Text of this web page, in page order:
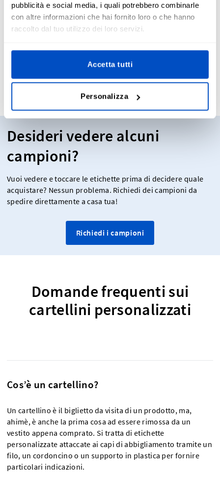
pubblicità e social media, i quali potrebbero combinarle
con altre informazioni che hai fornito loro o che hanno
raccolto dal tuo utilizzo dei loro servizi.
Accetta tutti
Personalizza
il marchio, è un'ottima opportunità per includere sul retro
una breve sinossi della tua attività o le istruzioni per il
lavaggio. Alcuni cartellini presentano semplicemente il logo
che sarebbe impossibile inserire nelleetichette tessute.
Desideri vedere alcuni
campioni?
Vuoi vedere e toccare le etichette prima di decidere quale
acquistare? Nessun problema. Richiedi dei campioni da
spedire direttamente a casa tua!
Richiedi i campioni
Domande frequenti sui
cartellini personalizzati
Cos’è un cartellino?
Un cartellino è il biglietto da visita di un prodotto, ma,
ahimè, è anche la prima cosa ad essere rimossa da un
vestito appena comprato. Si tratta di etichette
personalizzate attaccate ai capi di abbigliamento tramite un
filo, un cordoncino o un supporto in plastica per fornire
particolari indicazioni.